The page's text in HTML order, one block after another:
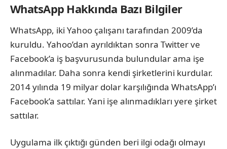
WhatsApp Hakkında Bazı Bilgiler
WhatsApp, iki Yahoo çalışanı tarafından 2009’da
kuruldu. Yahoo’dan ayrıldıktan sonra Twitter ve
Facebook’a iş başvurusunda bulundular ama işe
alınmadılar. Daha sonra kendi şirketlerini kurdular.
2014 yılında 19 milyar dolar karşılığında WhatsApp’ı
Facebook’a sattılar. Yani işe alınmadıkları yere şirket
sattılar.
Uygulama ilk çıktığı günden beri ilgi odağı olmayı